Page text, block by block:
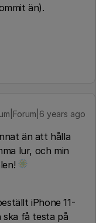
än).
years ago
än att hålla
lur, och min
iPhone 11-
ska få testa på